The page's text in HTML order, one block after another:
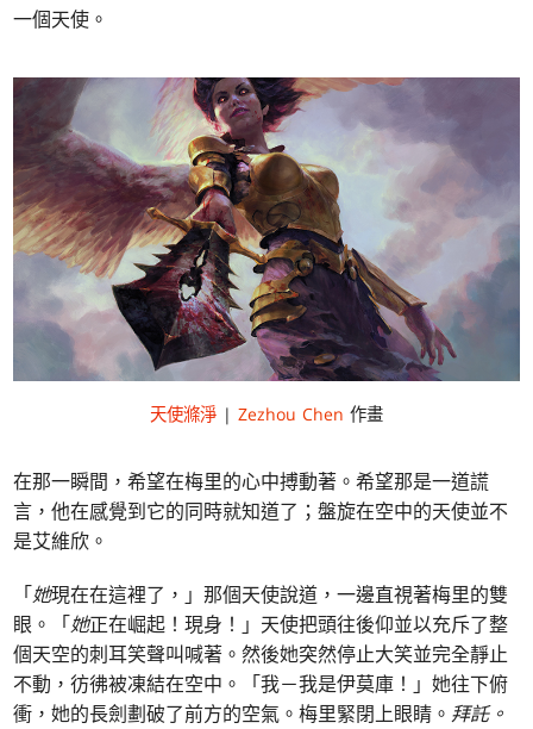
一個天使。
天使滌淨 | Zezhou Chen 作畫
在那一瞬間，希望在梅里的心中搏動著。希望那是一道謊
言，他在感覺到它的同時就知道了；盤旋在空中的天使並不
是艾維欣。
「她現在在這裡了，」那個天使說道，一邊直視著梅里的雙
眼。「她正在崛起！現身！」天使把頭往後仰並以充斥了整
個天空的刺耳笑聲叫喊著。然後她突然停止大笑並完全靜止
不動，彷彿被凍結在空中。「我－我是伊莫庫！」她往下俯
衝，她的長劍劃破了前方的空氣。梅里緊閉上眼睛。拜託。